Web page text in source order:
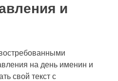
и
на день именин и
свой текст с